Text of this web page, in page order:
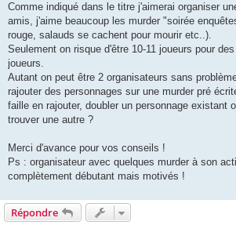
a
g
Comme indiqué dans le titre j'aimerai organiser
amis, j'aime beaucoup les murder "soirée
rouge, salauds se cachent pour mourir etc..).
Seulement on risque d'être 10-11 joueurs pour
joueurs.
Autant on peut être 2 organisateurs sans
rajouter des personnages sur une murder pré
faille en rajouter, doubler un personnage existant
trouver une autre ?
Merci d'avance pour vos conseils !
Ps : organisateur avec quelques murder à son
complètement débutant mais motivés !
Répondre